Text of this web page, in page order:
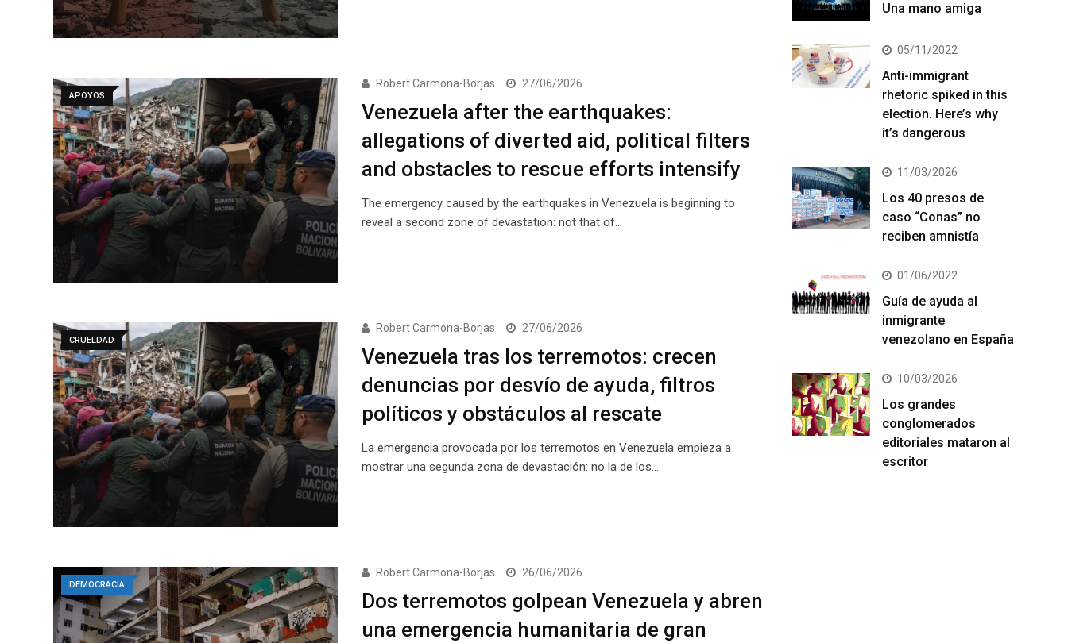
APOYOS
Robert Carmona-Borjas 27/06/2026
Venezuela after the earthquakes:
allegations of diverted aid, political filters
and obstacles to rescue efforts intensify
The emergency caused by the earthquakes in Venezuela is beginning to
reveal a second zone of devastation: not that of…
CRUELDAD
Robert Carmona-Borjas 27/06/2026
Venezuela tras los terremotos: crecen
denuncias por desvío de ayuda, filtros
políticos y obstáculos al rescate
La emergencia provocada por los terremotos en Venezuela empieza a
mostrar una segunda zona de devastación: no la de los…
DEMOCRACIA
Robert Carmona-Borjas 26/06/2026
Dos terremotos golpean Venezuela y abren
una emergencia humanitaria de gran
Una mano amiga
05/11/2022
Anti-immigrant
rhetoric spiked in this
election. Here’s why
it’s dangerous
11/03/2026
Los 40 presos de
caso “Conas” no
reciben amnistía
01/06/2022
Guía de ayuda al
inmigrante
venezolano en España
10/03/2026
Los grandes
conglomerados
editoriales mataron al
escritor